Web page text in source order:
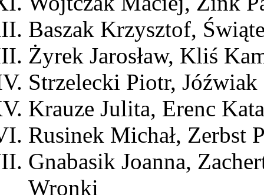
Baszak Krzysztof,
Żyrek Jarosław, Kliś
Strzelecki Piotr, Jóźwiak
Krauze Julita, Erenc
Rusinek Michał, Zerbst
Gnabasik Joanna,
Wronki